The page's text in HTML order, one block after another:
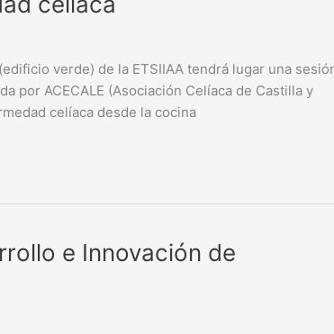
verde) de la ETSIIAA tendrá lugar una
por ACECALE (Asociación Celíaca de Castilla y
celíaca desde la cocina
e Innovación de